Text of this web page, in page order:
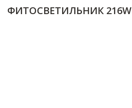
ФИТОСВЕТИЛЬНИК 216W